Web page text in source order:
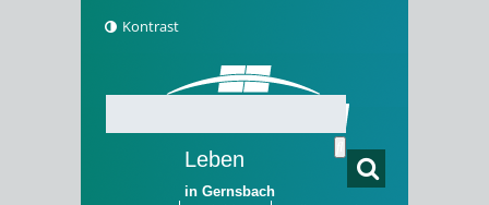
Kontrast
Leben
in Gernsbach